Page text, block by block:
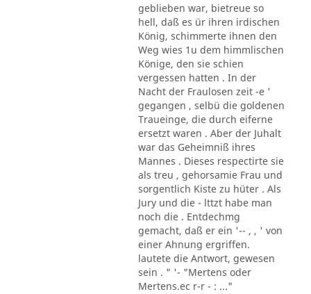
geblieben war, bietreue so
hell, daß es ür ihren irdischen
König, schimmerte ihnen den
Weg wies 1u dem himmlischen
Könige, den sie schien
vergessen hatten . In der
Nacht der Fraulosen zeit -e '
gegangen , selbü die goldenen
Traueinge, die durch eiferne
ersetzt waren . Aber der Juhalt
war das Geheimniß ihres
Mannes . Dieses respectirte sie
als treu , gehorsamie Frau und
sorgentlich Kiste zu hüter . Als
Jury und die - lttzt habe man
noch die . Entdechmg
gemacht, daß er ein '-- , , ' von
einer Ahnung ergriffen.
lautete die Antwort, gewesen
sein . " '- "Mertens oder
Mertens.ec r-r - : ..."